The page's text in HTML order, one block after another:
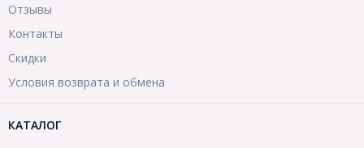
Отзывы
Контакты
Скидки
Условия возврата и обмена
КАТАЛОГ